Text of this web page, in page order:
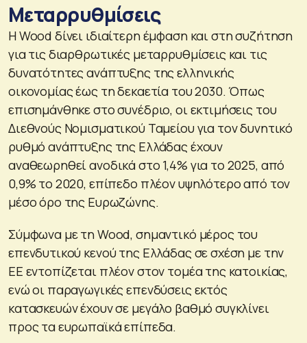
Μεταρρυθμίσεις
Η Wood δίνει ιδιαίτερη έμφαση και στη συζήτηση
για τις διαρθρωτικές μεταρρυθμίσεις και τις
δυνατότητες ανάπτυξης της ελληνικής
οικονομίας έως τη δεκαετία του 2030. Όπως
επισημάνθηκε στο συνέδριο, οι εκτιμήσεις του
Διεθνούς Νομισματικού Ταμείου για τον δυνητικό
ρυθμό ανάπτυξης της Ελλάδας έχουν
αναθεωρηθεί ανοδικά στο 1,4% για το 2025, από
0,9% το 2020, επίπεδο πλέον υψηλότερο από τον
μέσο όρο της Ευρωζώνης.
Σύμφωνα με τη Wood, σημαντικό μέρος του
επενδυτικού κενού της Ελλάδας σε σχέση με την
ΕΕ εντοπίζεται πλέον στον τομέα της κατοικίας,
ενώ οι παραγωγικές επενδύσεις εκτός
κατασκευών έχουν σε μεγάλο βαθμό συγκλίνει
προς τα ευρωπαϊκά επίπεδα.